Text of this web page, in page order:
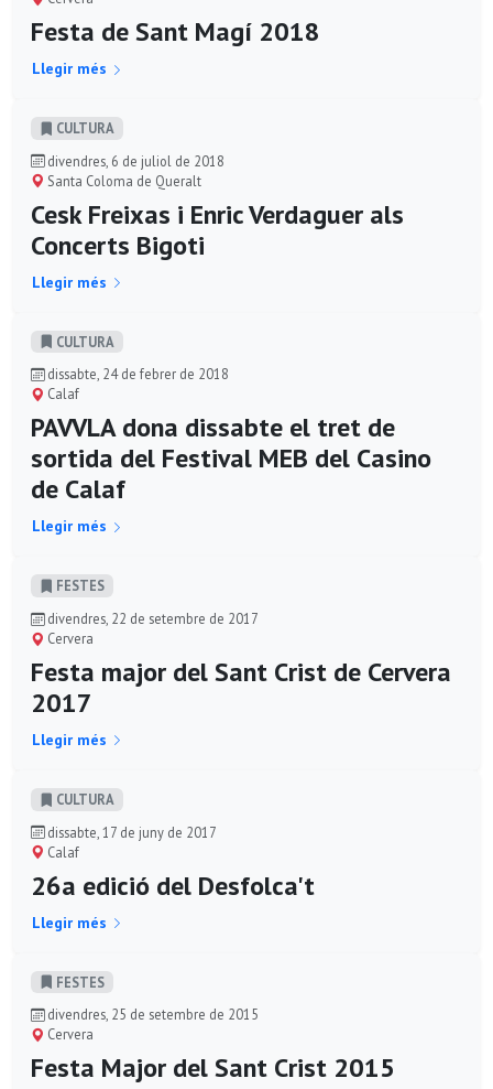
Festa de Sant Magí 2018
Llegir més
CULTURA
divendres, 6 de juliol de 2018
Santa Coloma de Queralt
Cesk Freixas i Enric Verdaguer als
Concerts Bigoti
Llegir més
CULTURA
dissabte, 24 de febrer de 2018
Calaf
PAVVLA dona dissabte el tret de
sortida del Festival MEB del Casino
de Calaf
Llegir més
FESTES
divendres, 22 de setembre de 2017
Cervera
Festa major del Sant Crist de Cervera
2017
Llegir més
CULTURA
dissabte, 17 de juny de 2017
Calaf
26a edició del Desfolca't
Llegir més
FESTES
divendres, 25 de setembre de 2015
Cervera
Festa Major del Sant Crist 2015